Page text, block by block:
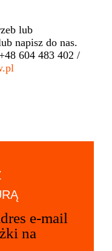
lub
napisz do nas.
604 483 402 /
e-mail
na